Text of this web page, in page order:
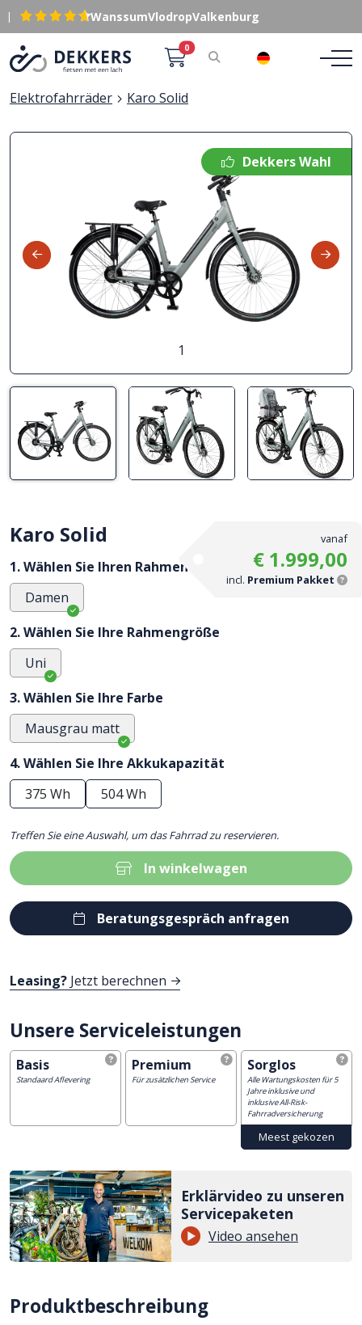
| WanssumVlodropValkenburg
0
Elektrofahrräder Karo Solid
Dekkers Wahl
1
Karo Solid vanaf
€ 1.999,00
incl. Premium Pakket
1. Wählen Sie Ihren Rahmentyp
Damen
2. Wählen Sie Ihre Rahmengröße
Uni
3. Wählen Sie Ihre Farbe
Mausgrau matt
4. Wählen Sie Ihre Akkukapazität
375 Wh
504 Wh
Treffen Sie eine Auswahl, um das Fahrrad zu reservieren.
In winkelwagen
Beratungsgespräch anfragen
Leasing? Jetzt berechnen
Unsere Serviceleistungen
Basis
Standaard Aflevering
Premium
Für zusätzlichen Service
Sorglos
Alle Wartungskosten für 5
Jahre inklusive und
inklusive All-Risk-
Fahrradversicherung
Erklärvideo zu unseren
Servicepaketen
Video ansehen
Produktbeschreibung